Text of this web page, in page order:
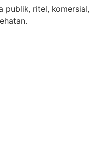
publik, ritel, komersial,